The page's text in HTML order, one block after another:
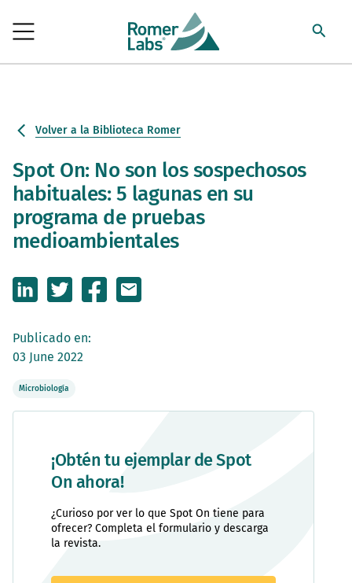
Volver a la Biblioteca Romer
Spot On: No son los sospechosos
habituales: 5 lagunas en su
programa de pruebas
medioambientales
Publicado en:
03 June 2022
Microbiología
¡Obtén tu ejemplar de Spot
On ahora!
¿Curioso por ver lo que Spot On tiene para
ofrecer? Completa el formulario y descarga
la revista.